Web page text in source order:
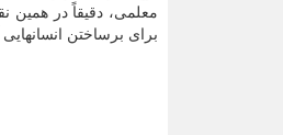
معلمی، دقیقاً در همین
برای برساختن